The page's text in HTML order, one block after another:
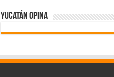
Yucatán Opina